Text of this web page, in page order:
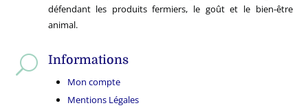
défendant les produits fermiers, le goût et le bien-être
animal.
U Informations
Mon compte
Mentions Légales